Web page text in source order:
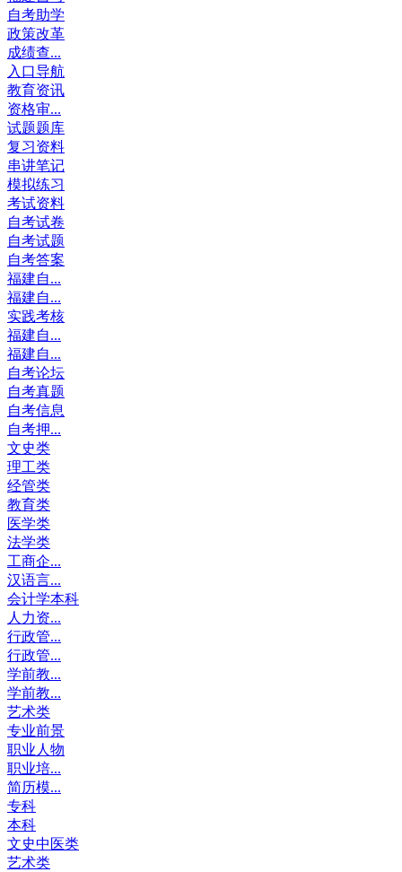
自考助学
政策改革
成绩查...
入口导航
教育资讯
资格审...
试题题库
复习资料
串讲笔记
模拟练习
考试资料
自考试卷
自考试题
自考答案
福建自...
福建自...
实践考核
福建自...
福建自...
自考论坛
自考真题
自考信息
自考押...
文史类
理工类
经管类
教育类
医学类
法学类
工商企...
汉语言...
会计学本科
人力资...
行政管...
行政管...
学前教...
学前教...
艺术类
专业前景
职业人物
职业培...
简历模...
专科
本科
文史中医类
艺术类